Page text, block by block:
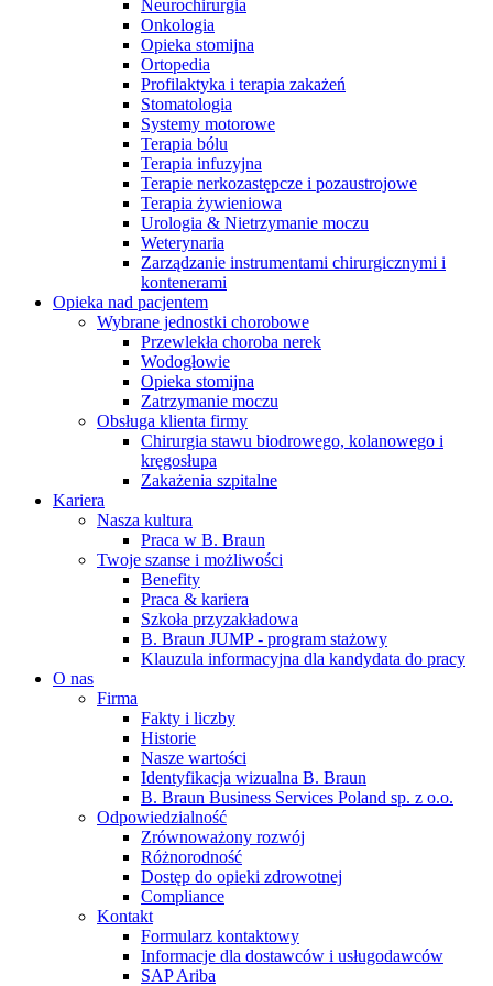
Serwis Techniczny - ATS
Przegląd i naprawa instrumentów oraz
urządzeń medycznych, zarówno w okresie gwarancji, jak i w
ramach serwisu pogwarancyjnego.
Neurochirurgia
Onkologia
Opieka stomijna
Ortopedia
Profilaktyka i terapia zakażeń
Stomatologia
Systemy motorowe
Terapia bólu
Terapia infuzyjna
Terapie nerkozastępcze i pozaustrojowe
Terapia żywieniowa
Urologia & Nietrzymanie moczu
Weterynaria
Zarządzanie instrumentami chirurgicznymi i
kontenerami
Opieka nad pacjentem
Wybrane jednostki chorobowe
Przewlekła choroba nerek
Wodogłowie
Opieka stomijna
Zatrzymanie moczu
Obsługa klienta firmy
Chirurgia stawu biodrowego, kolanowego i
kręgosłupa
Zakażenia szpitalne
Kariera
Nasza kultura
Praca w B. Braun
Twoje szanse i możliwości
Benefity
Praca & kariera
Szkoła przyzakładowa
B. Braun JUMP - program stażowy
Klauzula informacyjna dla kandydata do pracy
O nas
Firma
Fakty i liczby
Historie
Nasze wartości
Identyfikacja wizualna B. Braun
B. Braun Business Services Poland sp. z o.o.
Odpowiedzialność
Zrównoważony rozwój
Różnorodność
Dostęp do opieki zdrowotnej
Compliance
Kontakt
Formularz kontaktowy
Informacje dla dostawców i usługodawców
SAP Ariba